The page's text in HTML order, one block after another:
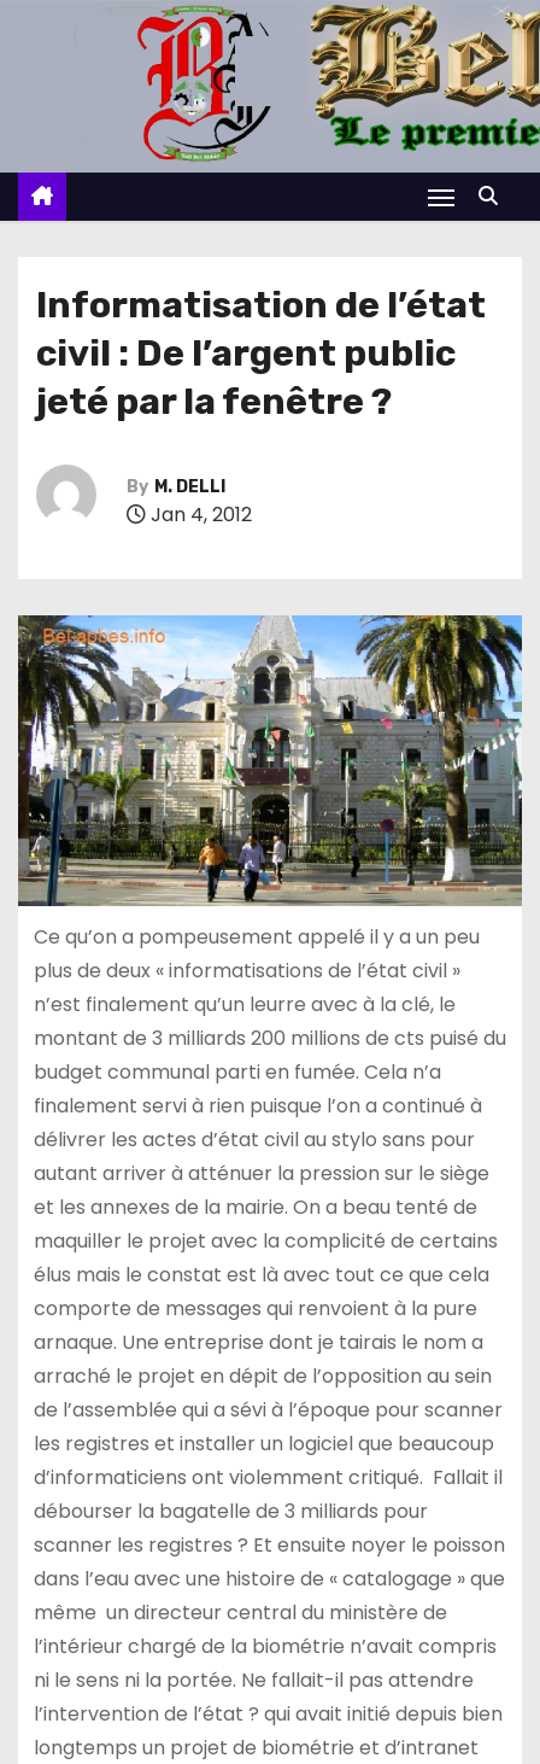
c
Informatisation de l’état
civil : De l’argent public
jeté par la fenêtre ?
By M. DELLI
Jan 4, 2012
Ce qu’on a pompeusement appelé il y a un peu
plus de deux « informatisations de l’état civil »
n’est finalement qu’un leurre avec à la clé, le
montant de 3 milliards 200 millions de cts puisé du
budget communal parti en fumée. Cela n’a
finalement servi à rien puisque l’on a continué à
délivrer les actes d’état civil au stylo sans pour
autant arriver à atténuer la pression sur le siège
et les annexes de la mairie. On a beau tenté de
maquiller le projet avec la complicité de certains
élus mais le constat est là avec tout ce que cela
comporte de messages qui renvoient à la pure
arnaque. Une entreprise dont je tairais le nom a
arraché le projet en dépit de l’opposition au sein
de l’assemblée qui a sévi à l’époque pour scanner
les registres et installer un logiciel que beaucoup
d’informaticiens ont violemment critiqué. Fallait il
débourser la bagatelle de 3 milliards pour
scanner les registres ? Et ensuite noyer le poisson
dans l’eau avec une histoire de « catalogage » que
même un directeur central du ministère de
l’intérieur chargé de la biométrie n’avait compris
ni le sens ni la portée. Ne fallait-il pas attendre
l’intervention de l’état ? qui avait initié depuis bien
longtemps un projet de biométrie et d’intranet